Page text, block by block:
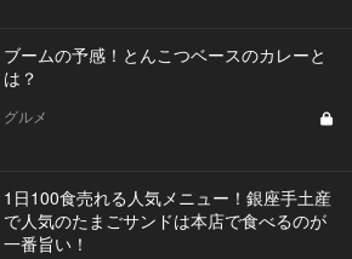
ブームの予感！とんこつベースのカレーと
は？
グルメ
1日100食売れる人気メニュー！銀座手土産
で人気のたまごサンドは本店で食べるのが
一番旨い！